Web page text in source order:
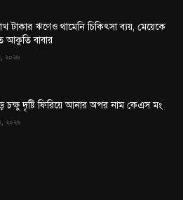
টাকার ঋণেও থামেনি চিকিৎসা ব্যয়, মেয়েকে
আকুতি বাবার
২০২৬
চক্ষু দৃষ্টি ফিরিয়ে আনার অপর নাম কেএস মং
২০২৬